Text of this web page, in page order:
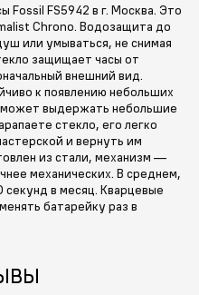
Fossil FS5942 в г. Москва. Это
Chrono. Водозащита до
или умываться, не снимая
защищает часы от
внешний вид.
к появлению небольших
выдержать небольшие
стекло, его легко
и вернуть им
из стали, механизм —
механических. В среднем,
в месяц. Кварцевые
батарейку раз в